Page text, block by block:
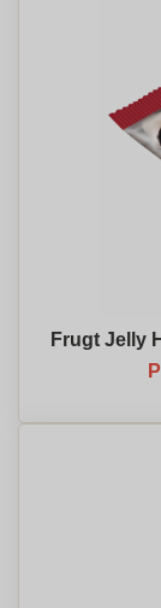
Frugt Jelly